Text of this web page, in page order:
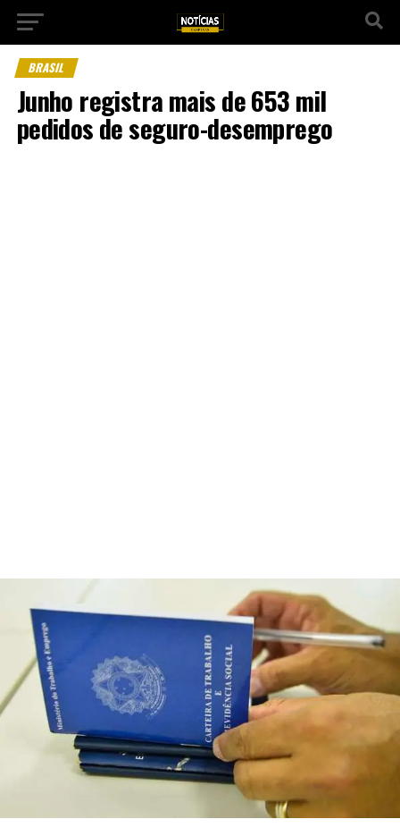
BRASIL
Junho registra mais de 653 mil
pedidos de seguro-desemprego